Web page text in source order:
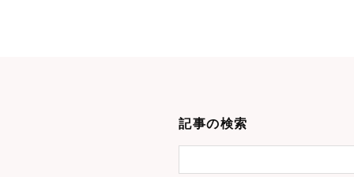
記事の検索